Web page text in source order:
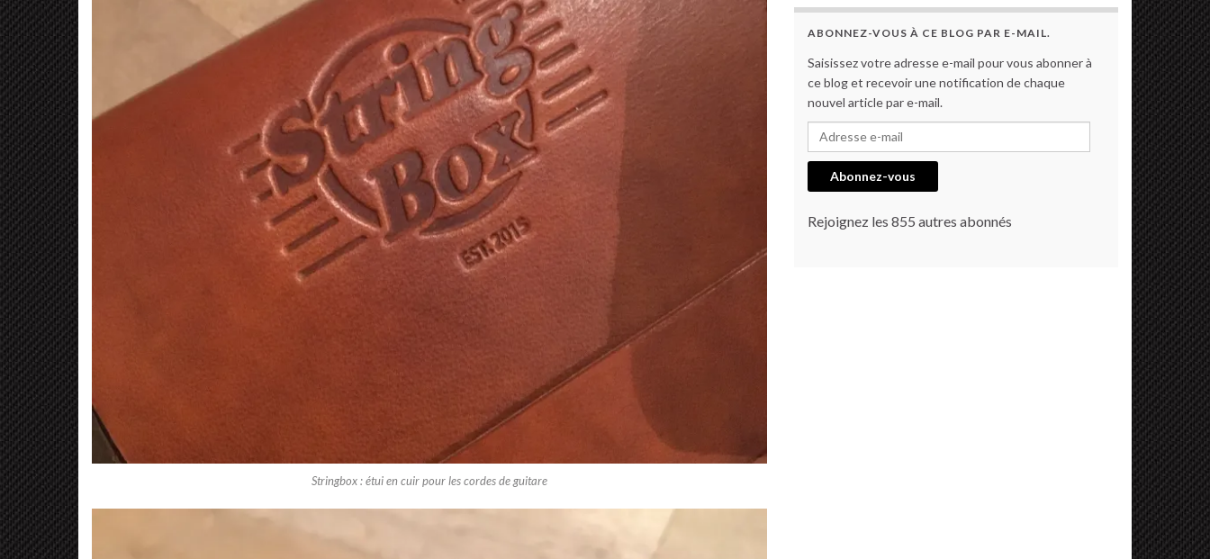
Stringbox : étui en cuir pour les cordes de guitare
ABONNEZ-VOUS À CE BLOG PAR E-MAIL.
Saisissez votre adresse e-mail pour vous abonner à
ce blog et recevoir une notification de chaque
nouvel article par e-mail.
Adresse e-mail
Abonnez-vous
Rejoignez les 855 autres abonnés